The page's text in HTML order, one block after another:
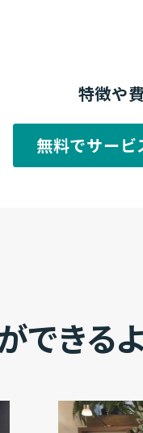
特徴や
無料でサービ
でき